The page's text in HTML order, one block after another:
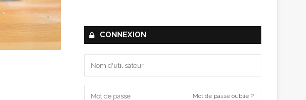
CONNEXION
Mot de passe oublié ?